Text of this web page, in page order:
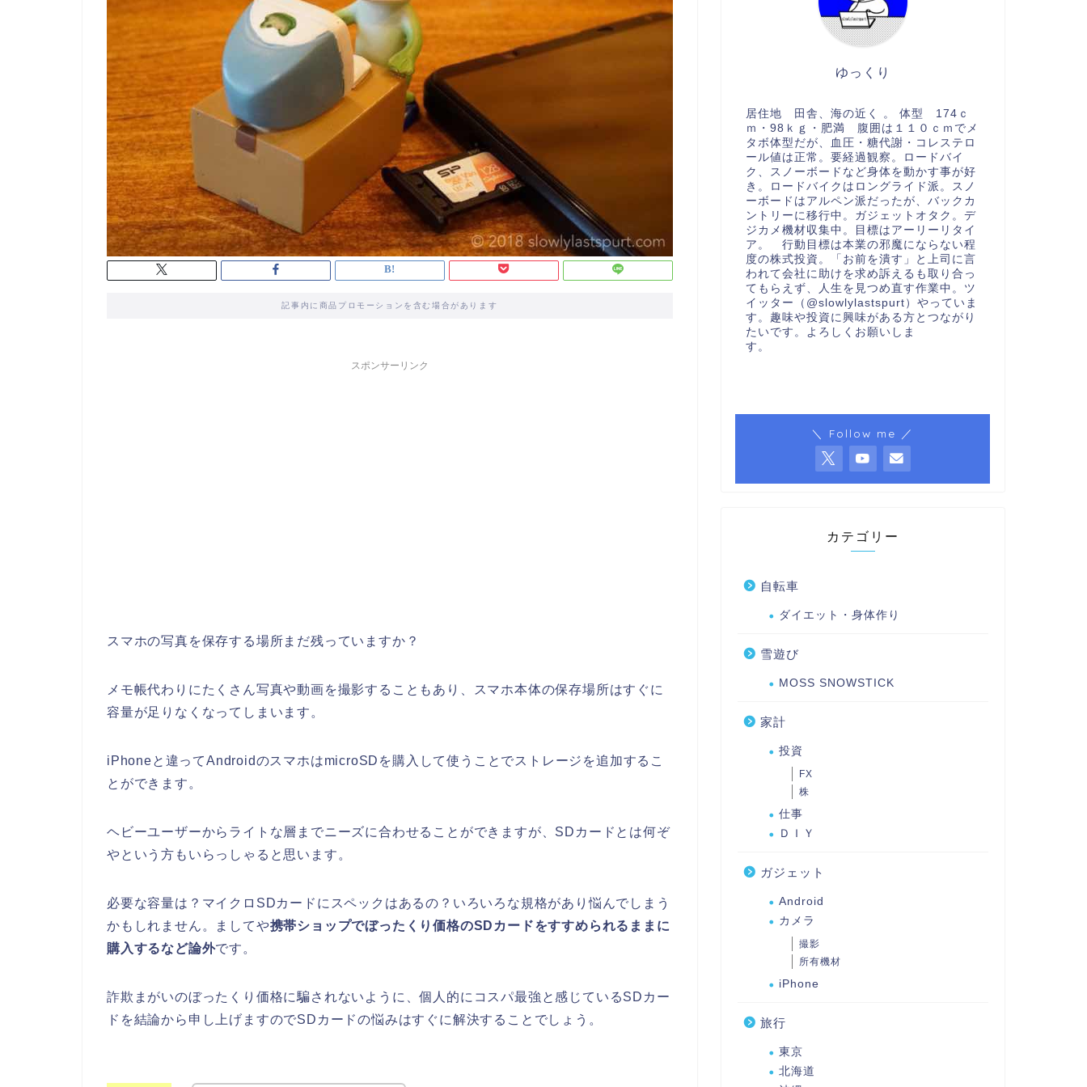
記事内に商品プロモーションを含む場合があります
スポンサーリンク
スマホの写真を保存する場所まだ残っていますか？
メモ帳代わりにたくさん写真や動画を撮影することもあり、スマホ本体の保存場所はすぐに
容量が足りなくなってしまいます。
iPhoneと違ってAndroidのスマホはmicroSDを購入して使うことでストレージを追加するこ
とができます。
ヘビーユーザーからライトな層までニーズに合わせることができますが、SDカードとは何ぞ
やという方もいらっしゃると思います。
必要な容量は？マイクロSDカードにスペックはあるの？いろいろな規格があり悩んでしまう
かもしれません。ましてや携帯ショップでぼったくり価格のSDカードをすすめられるままに
購入するなど論外です。
詐欺まがいのぼったくり価格に騙されないように、個人的にコスパ最強と感じているSDカー
ドを結論から申し上げますのでSDカードの悩みはすぐに解決することでしょう。
ゆっくり
居住地 田舎、海の近く 。 体型 174ｃ
ｍ・98ｋｇ・肥満 腹囲は１１０ｃｍでメ
タボ体型だが、血圧・糖代謝・コレステロ
ール値は正常。要経過観察。ロードバイ
ク、スノーボードなど身体を動かす事が好
き。ロードバイクはロングライド派。スノ
ーボードはアルペン派だったが、バックカ
ントリーに移行中。ガジェットオタク。デ
ジカメ機材収集中。目標はアーリーリタイ
ア。 行動目標は本業の邪魔にならない程
度の株式投資。「お前を潰す」と上司に言
われて会社に助けを求め訴えるも取り合っ
てもらえず、人生を見つめ直す作業中。ツ
イッター（@slowlylastspurt）やっていま
す。趣味や投資に興味がある方とつながり
たいです。よろしくお願いしま
す。
＼ Follow me ／
カテゴリー
自転車
ダイエット・身体作り
雪遊び
MOSS SNOWSTICK
家計
投資
FX
株
仕事
ＤＩＹ
ガジェット
Android
カメラ
撮影
所有機材
iPhone
旅行
東京
北海道